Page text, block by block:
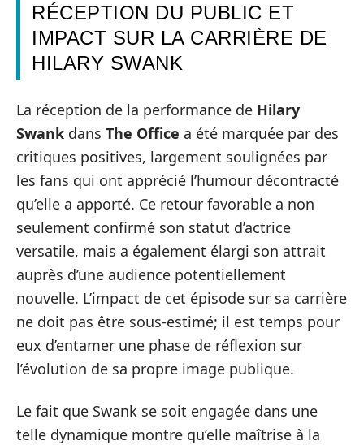
RÉCEPTION DU PUBLIC ET
IMPACT SUR LA CARRIÈRE DE
HILARY SWANK
La réception de la performance de Hilary
Swank dans The Office a été marquée par des
critiques positives, largement soulignées par
les fans qui ont apprécié l’humour décontracté
qu’elle a apporté. Ce retour favorable a non
seulement confirmé son statut d’actrice
versatile, mais a également élargi son attrait
auprès d’une audience potentiellement
nouvelle. L’impact de cet épisode sur sa carrière
ne doit pas être sous-estimé; il est temps pour
eux d’entamer une phase de réflexion sur
l’évolution de sa propre image publique.
Le fait que Swank se soit engagée dans une
telle dynamique montre qu’elle maîtrise à la